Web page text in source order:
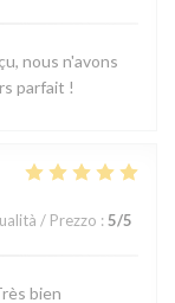
nous n'avons
parfait !
/ Prezzo : 5/5
bien